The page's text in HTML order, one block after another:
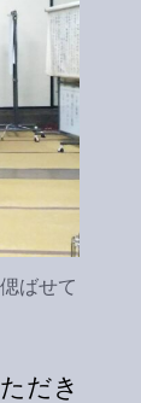
ばせて
だき